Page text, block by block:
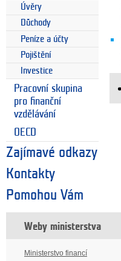
Úvěry
Důchody
Peníze a účty
Pojištění
Investice
Pracovní skupina
pro finanční
vzdělávání
OECD
Zajímavé odkazy
Kontakty
Pomohou Vám
Weby ministerstva
Ministerstvo financí